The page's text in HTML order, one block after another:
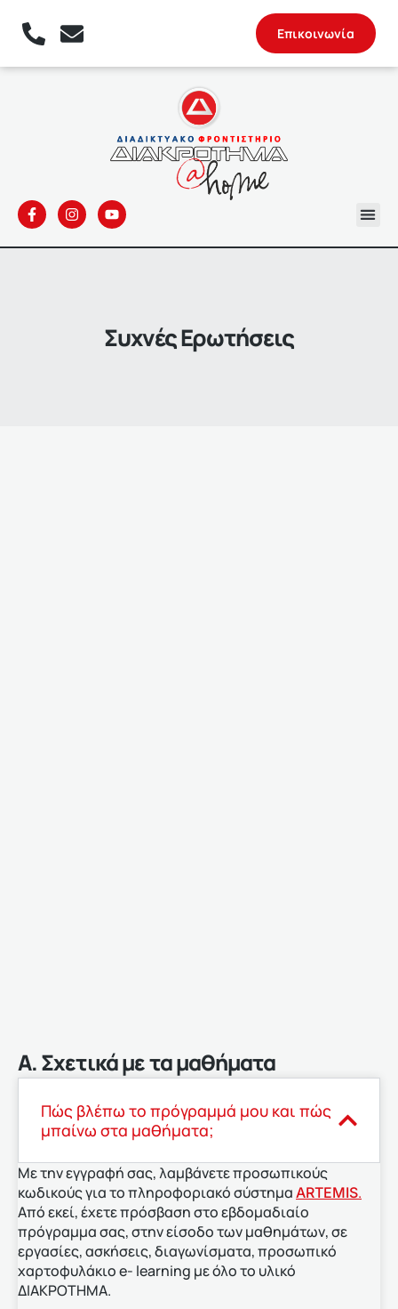
Επικοινωνία
Συχνές Ερωτήσεις
Α. Σχετικά με τα μαθήματα
Πώς βλέπω το πρόγραμμά μου και πώς
μπαίνω στα μαθήματα;
Με την εγγραφή σας, λαμβάνετε προσωπικούς
κωδικούς για το πληροφοριακό σύστημα ARTEMIS.
Από εκεί, έχετε πρόσβαση στο εβδομαδιαίο
πρόγραμμα σας, στην είσοδο των μαθημάτων, σε
εργασίες, ασκήσεις, διαγωνίσματα, προσωπικό
χαρτοφυλάκιο e- learning με όλο το υλικό
ΔΙΑΚΡΟΤΗΜΑ.